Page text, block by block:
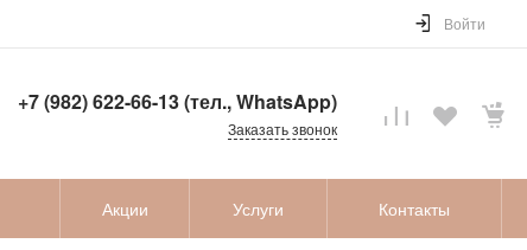
Войти
+7 (982) 622-66-13 (тел., WhatsApp)
Заказать звонок
Акции Услуги Контакты